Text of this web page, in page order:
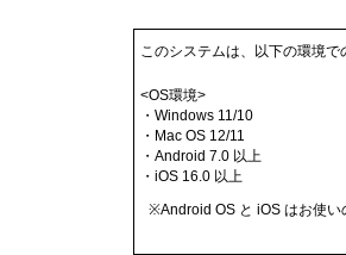
このシステムは、以下の環境で
<OS環境>
・Windows 11/10
・Mac OS 12/11
・Android 7.0 以上
・iOS 16.0 以上
※Android OS と iOS はお使い